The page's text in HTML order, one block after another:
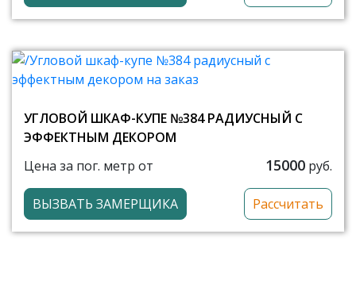
УГЛОВОЙ ШКАФ-КУПЕ №384 РАДИУСНЫЙ С
ЭФФЕКТНЫМ ДЕКОРОМ
Цена за пог. метр от
15000 руб.
ВЫЗВАТЬ ЗАМЕРЩИКА Рассчитать